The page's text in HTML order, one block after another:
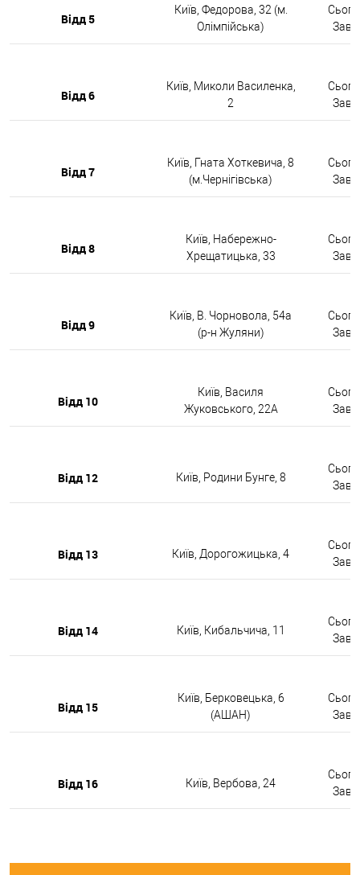
Відд 5
Київ, Федорова, 32 (м.
Олімпійська)
Відд 6
Київ, Миколи Василенка,
2
Відд 7
Київ, Гната Хоткевича, 8
(м.Чернігівська)
Відд 8
Київ, Набережно-
Хрещатицька, 33
Відд 9
Київ, В. Чорновола, 54а
(р-н Жуляни)
Відд 10
Київ, Василя
Жуковського, 22А
Відд 12 Київ, Родини Бунге, 8
Відд 13 Київ, Дорогожицька, 4
Відд 14 Київ, Кибальчича, 11
Відд 15
Київ, Берковецька, 6
(АШАН)
Відд 16 Київ, Вербова, 24